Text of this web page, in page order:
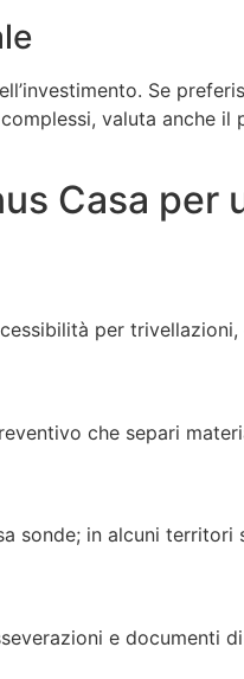
Se
valuta anche il
Casa per
per
che separi
sonde; in alcuni territori
e documenti